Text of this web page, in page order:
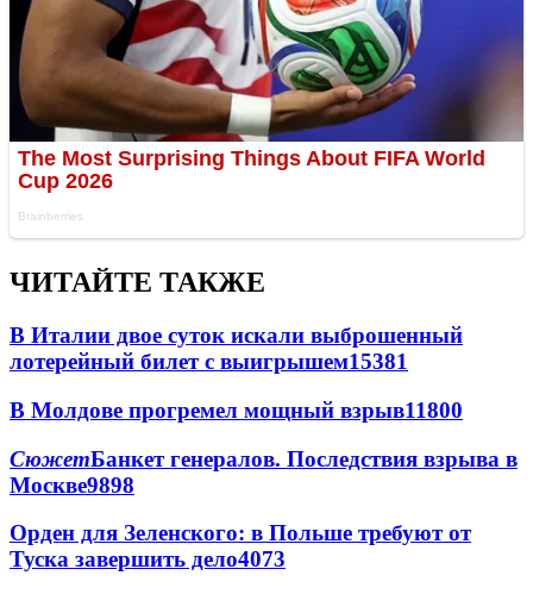
ЧИТАЙТЕ ТАКЖЕ
В Италии двое суток искали выброшенный
лотерейный билет с выигрышем15381
В Молдове прогремел мощный взрыв11800
СюжетБанкет генералов. Последствия взрыва в
Москве9898
Орден для Зеленского: в Польше требуют от
Туска завершить дело4073